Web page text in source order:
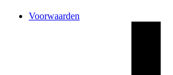
Voorwaarden